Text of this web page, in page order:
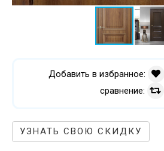
Добавить в избранное:
сравнение:
УЗНАТЬ СВОЮ СКИДКУ